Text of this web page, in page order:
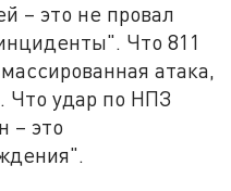
– это не провал
Что 811
атака,
Что удар по НПЗ
– это